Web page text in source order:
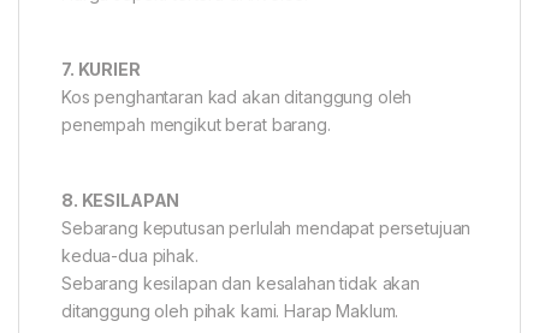
7. KURIER
Kos penghantaran kad akan ditanggung oleh
penempah mengikut berat barang.
8. KESILAPAN
Sebarang keputusan perlulah mendapat persetujuan
kedua-dua pihak.
Sebarang kesilapan dan kesalahan tidak akan
ditanggung oleh pihak kami. Harap Maklum.